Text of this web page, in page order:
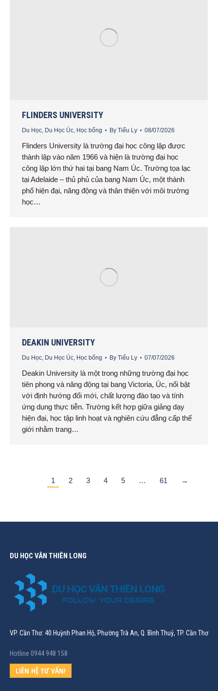
FLINDERS UNIVERSITY
Du Học Du Học Úc Học bổng By Tiểu Ly 08/07/2026
Flinders University là trường đại học công lập được
thành lập vào năm 1966 và hiện là trường đại học
công lập lớn thứ hai tại bang Nam Úc. Trường tọa lạc
tại Adelaide – thủ phủ của bang Nam Úc, một thành
phố hiện đại, năng động và thân thiện với môi trường
học…
DEAKIN UNIVERSITY
Du Học, Du Học Úc, Học bổng By Tiểu Ly 07/07/2026
Deakin University là một trong những trường đại học
tiên phong và năng động tại bang Victoria, Úc, nổi bật
với định hướng đổi mới, chất lượng đào tạo và tính
ứng dụng thực tiễn. Trường kết hợp giữa giảng dạy
hiện đại, học tập linh hoạt và nghiên cứu đẳng cấp thế
giới nhằm trang…
1 2 3 4 5 … 61 →
DU HỌC VÂN THIÊN LONG
VP. Cần Thơ: 40 Huỳnh Phan Hộ, Phường Trà An, Q. Bình Thuỷ, TP. Cần Thơ
Hotline 0944 948 158
LIÊN HỆ TƯ VẤN!